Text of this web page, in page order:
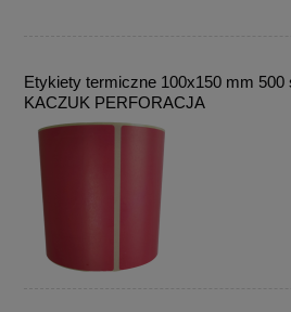
Etykiety termiczne 100x150 mm
KACZUK PERFORACJA